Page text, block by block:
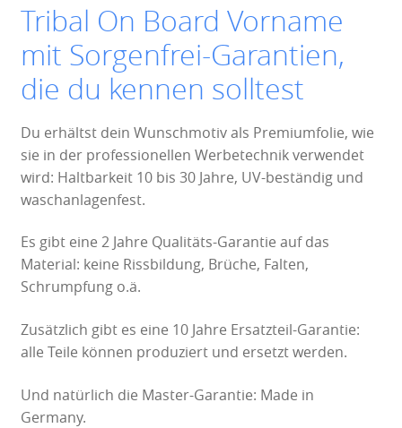
Tribal On Board Vorname
mit Sorgenfrei-Garantien,
die du kennen solltest
Du erhältst dein Wunschmotiv als Premiumfolie, wie
sie in der professionellen Werbetechnik verwendet
wird: Haltbarkeit 10 bis 30 Jahre, UV-beständig und
waschanlagenfest.
Es gibt eine 2 Jahre Qualitäts-Garantie auf das
Material: keine Rissbildung, Brüche, Falten,
Schrumpfung o.ä.
Zusätzlich gibt es eine 10 Jahre Ersatzteil-Garantie:
alle Teile können produziert und ersetzt werden.
Und natürlich die Master-Garantie: Made in
Germany.